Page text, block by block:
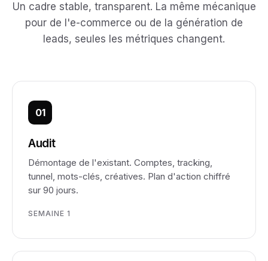
Un cadre stable, transparent. La même mécanique
pour de l'e-commerce ou de la génération de
leads, seules les métriques changent.
01
Audit
Démontage de l'existant. Comptes, tracking,
tunnel, mots-clés, créatives. Plan d'action chiffré
sur 90 jours.
SEMAINE 1